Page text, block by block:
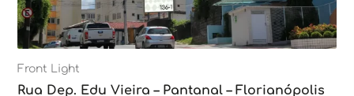
Front Light
Rua Dep. Edu Vieira – Pantanal – Florianópolis